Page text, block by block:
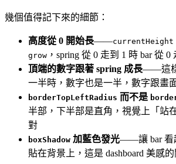
幾個值得記下來的細節：
高度從 0 開始長——
grow ，spring 從 0 走到 1 時 bar 從
頂端的數字跟著 spring 成長——這樣
一半時，數字也是一半，數字跟畫
borderTopLeftRadius 而不是
半部，下半部是直角，視覺上「站
對
boxShadow 加藍色發光——讓 bar 看
貼在背景上，這是 dashboard 美感